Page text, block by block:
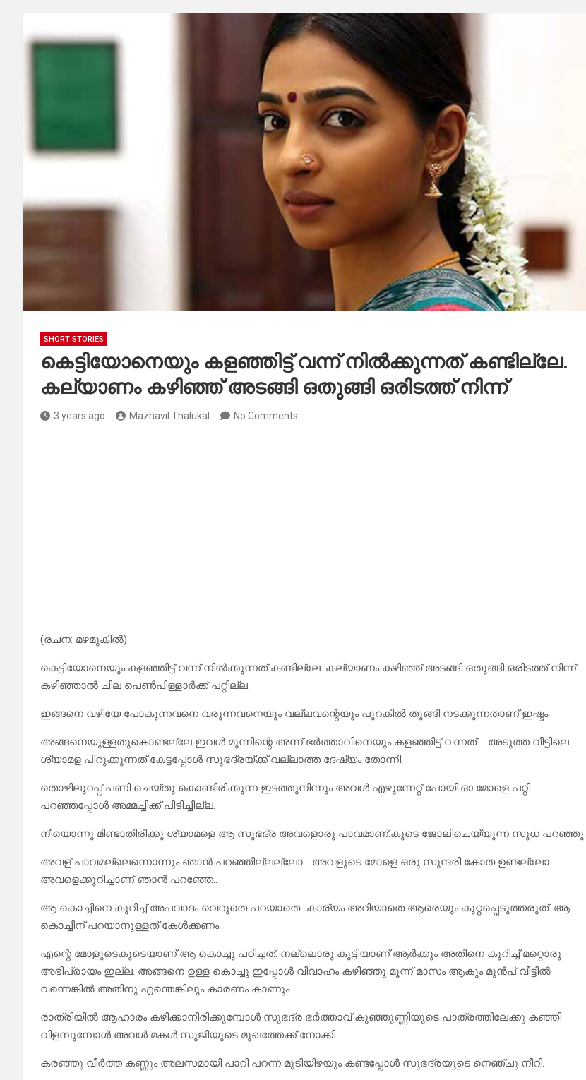
SHORT STORIES
കെട്ടിയോനെയും കളഞ്ഞിട്ട് വന്ന് നിൽക്കുന്നത് കണ്ടില്ലേ.
കല്യാണം കഴിഞ്ഞ് അടങ്ങി ഒതുങ്ങി ഒരിടത്ത് നിന്ന്
3 years ago Mazhavil Thalukal No Comments
(രചന: മഴമുകിൽ)
കെട്ടിയോനെയും കളഞ്ഞിട്ട് വന്ന് നിൽക്കുന്നത് കണ്ടില്ലേ. കല്യാണം കഴിഞ്ഞ് അടങ്ങി ഒതുങ്ങി ഒരിടത്ത് നിന്ന്
കഴിഞ്ഞാൽ ചില പെൺപിള്ളാർക്ക് പറ്റില്ല.
ഇങ്ങനെ വഴിയേ പോകുന്നവനെ വരുന്നവനെയും വല്ലവന്റെയും പുറകിൽ തൂങ്ങി നടക്കുന്നതാണ് ഇഷ്ടം.
അങ്ങനെയുള്ളതുകൊണ്ടല്ലേ ഇവൾ മൂന്നിന്റെ അന്ന് ഭർത്താവിനെയും കളഞ്ഞിട്ട് വന്നത്…. അടുത്ത വീട്ടിലെ
ശ്യാമള പിറുക്കുന്നത് കേട്ടപ്പോൾ സുഭദ്രയ്ക്ക് വല്ലാത്ത ദേഷ്യം തോന്നി.
തൊഴിലുറപ്പ് പണി ചെയ്തു കൊണ്ടിരിക്കുന്ന ഇടത്തുനിന്നും അവൾ എഴുന്നേറ്റ് പോയി.ഓ മോളെ പറ്റി
പറഞ്ഞപ്പോൾ അമ്മച്ചിക്ക് പിടിച്ചില്ല.
നീയൊന്നു മിണ്ടാതിരിക്കു ശ്യാമളെ ആ സുഭദ്ര അവളൊരു പാവമാണ്.കൂടെ ജോലിചെയ്യുന്ന സുധ പറഞ്ഞു.
അവള് പാവമല്ലെന്നൊന്നും ഞാൻ പറഞ്ഞില്ലല്ലോ… അവളുടെ മോളെ ഒരു സുന്ദരി കോത ഉണ്ടല്ലോ
അവളെക്കുറിച്ചാണ് ഞാൻ പറഞ്ഞേ..
ആ കൊച്ചിനെ കുറിച്ച് അപവാദം വെറുതെ പറയാതെ…കാര്യം അറിയാതെ ആരെയും കുറ്റപ്പെടുത്തരുത്. ആ
കൊച്ചിന് പറയാനുള്ളത് കേൾക്കണം..
എന്റെ മോളുടെകൂടെയാണ് ആ കൊച്ചു പഠിച്ചത്. നല്ലൊരു കുട്ടിയാണ് ആർക്കും അതിനെ കുറിച്ച് മറ്റൊരു
അഭിപ്രായം ഇല്ല. അങ്ങനെ ഉള്ള കൊച്ചു ഇപ്പോൾ വിവാഹം കഴിഞ്ഞു മൂന്ന് മാസം ആകും മുൻപ് വീട്ടിൽ
വന്നെങ്കിൽ അതിനു എന്തെങ്കിലും കാരണം കാണും.
രാത്രിയിൽ ആഹാരം കഴിക്കാനിരിക്കുമ്പോൾ സുഭദ്ര ഭർത്താവ് കുഞ്ഞുണ്ണിയുടെ പാത്രത്തിലേക്കു കഞ്ഞി
വിളമ്പുമ്പോൾ അവൾ മകൾ സുജിയുടെ മുഖത്തേക്ക് നോക്കി.
കരഞ്ഞു വീർത്ത കണ്ണും അലസമായി പാറി പറന്ന മുടിയിഴയും കണ്ടപ്പോൾ സുഭദ്രയുടെ നെഞ്ചു നീറി.